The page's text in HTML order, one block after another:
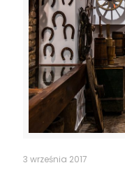
3 września 2017